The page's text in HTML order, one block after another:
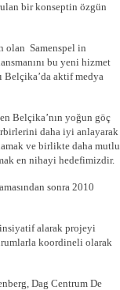
bir konseptin özgün
Samenspel in
bu yeni hizmet
Belçika’da aktif medya
Belçika’nın yoğun göç
daha iyi anlayarak
ve birlikte daha mutlu
en nihayi hedefimizdir.
sonra 2010
alarak projeyi
koordineli olarak
Dag Centrum De